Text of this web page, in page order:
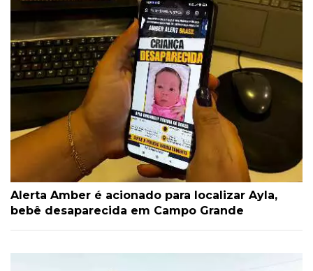
Alerta Amber é acionado para localizar Ayla,
bebê desaparecida em Campo Grande